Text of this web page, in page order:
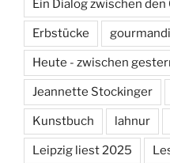
Ein Dialog zwischen
Erbstücke
Heute - zwischen
Jeannette Stockinger
Kunstbuch lahnur
Leipzig liest 2025